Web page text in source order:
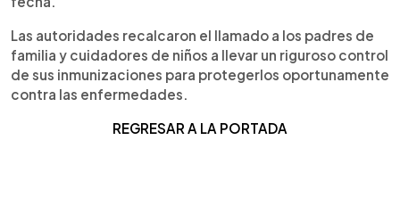
Las autoridades recalcaron el llamado a los padres de
familia y cuidadores de niños a llevar un riguroso control
de sus inmunizaciones para protegerlos oportunamente
contra las enfermedades.
REGRESAR A LA PORTADA